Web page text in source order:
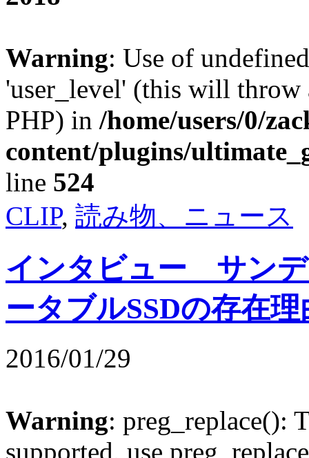
Warning: Use of
'user_level' (this will
PHP) in /home/users/0/
content/plugins/
line 524
CLIP, 読み物、ニュース
インタビュー サンデ
ータブルSSDの存在理
2016/01/29
Warning: preg_replace():
supported, use